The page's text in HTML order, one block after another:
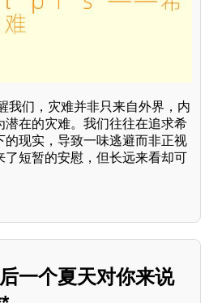
我们，灾难并非只来自外界，内
潜在的灾难。我们往往在追求希
的现实，导致一味逃避而非正视
了短暂的安慰，但长远来看却可
一个夏天对你来说